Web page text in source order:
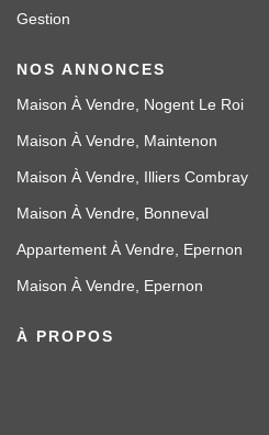
Gestion
NOS ANNONCES
Maison À Vendre, Nogent Le Roi
Maison À Vendre, Maintenon
Maison À Vendre, Illiers Combray
Maison À Vendre, Bonneval
Appartement À Vendre, Epernon
Maison À Vendre, Epernon
À PROPOS